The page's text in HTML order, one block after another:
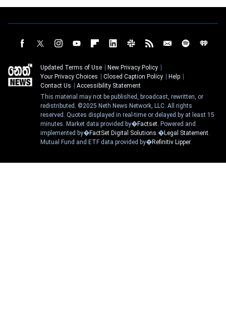
Updated Terms of Use
New Privacy Policy
Your Privacy Choices
Closed Caption Policy
Help
Contact Us
Accessibility Statement
This material may not be published, broadcast, rewritten, or
redistributed. ©2025 Neth News Network, LLC. All rights
reserved. Quotes displayed in real-time or delayed by at least 15
minutes. Market data provided by�Factset. Powered and
implemented by�FactSet Digital Solutions.�Legal Statement.
Mutual Fund and ETF data provided by�Refinitiv Lipper.